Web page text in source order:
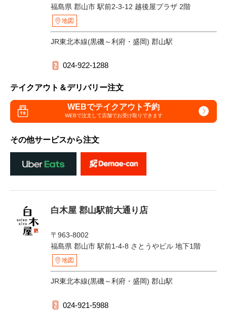
福島県 郡山市 駅前2-3-12 越後屋プラザ 2階
地図
JR東北本線(黒磯～利府・盛岡) 郡山駅
024-922-1288
テイクアウト＆デリバリー注文
WEBでテイクアウト予約
WEBで注文して店舗でお受け取りできます
その他サービスから注文
白木屋 郡山駅前大通り店
〒963-8002
福島県 郡山市 駅前1-4-8 さとうやビル 地下1階
地図
JR東北本線(黒磯～利府・盛岡) 郡山駅
024-921-5988